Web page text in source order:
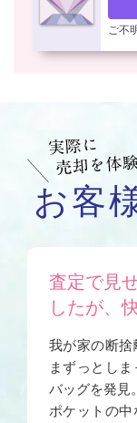
ご不
お客
査定で見
したが、
我が家の断捨
まずっとし
バッグを発見。
ポケットの